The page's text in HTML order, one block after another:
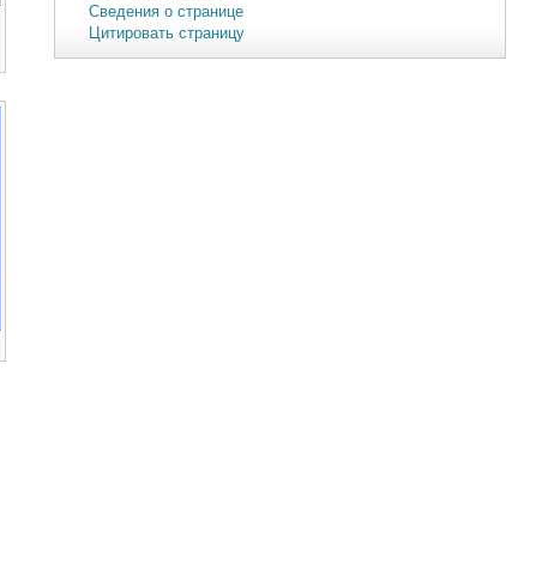
Сведения о странице
Цитировать страницу